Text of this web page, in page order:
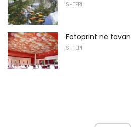
SHTËPI
Fotoprint në tavan
SHTËPI